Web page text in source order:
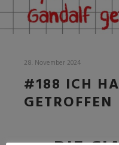
28. November 2024
#188 ICH
GETROFFEN